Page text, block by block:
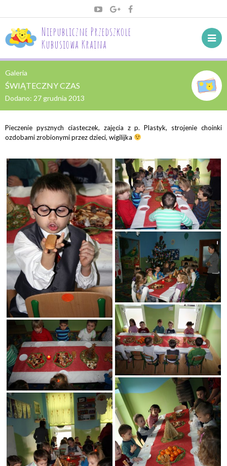
Niepubliczne Przedszkole
Kubusiowa Kraina
Galeria
ŚWIĄTECZNY CZAS
Dodano: 27 grudnia 2013
Pieczenie pysznych ciasteczek, zajęcia z p. Plastyk, strojenie choinki
ozdobami zrobionymi przez dzieci, wigilijka